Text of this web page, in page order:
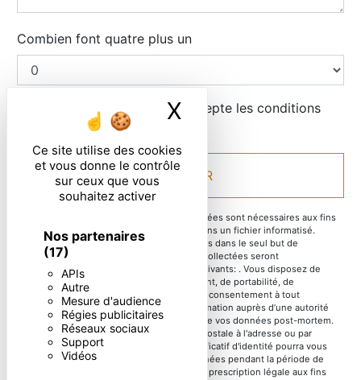
Ce site utilise des cookies
et vous donne le contrôle
sur ceux que vous
souhaitez activer
Nos partenaires
(17)
APIs
Autre
Mesure d'audience
Régies publicitaires
Réseaux sociaux
Support
Vidéos
X Masquer le
Combien font quatre plus un
En cochant cette case, j'accepte les conditions
particulières ci-dessous **
ENVOYER
** Les données personnelles communiquées sont nécessaires aux fins
de vous contacter et sont enregistrées dans un fichier informatisé.
Elles sont destinées à et ses sous-traitants dans le seul but de
répondre à votre message. Les données collectées seront
communiquées aux seuls destinataires suivants: . Vous disposez de
droits d’accès, de rectification, d’effacement, de portabilité, de
limitation, d’opposition, de retrait de votre consentement à tout
moment et du droit d’introduire une réclamation auprès d’une autorité
de contrôle, ainsi que d’organiser le sort de vos données post-mortem.
Vous pouvez exercer ces droits par voie postale à l'adresse ou par
courrier électronique à l'adresse . Un justificatif d'identité pourra vous
être demandé. Nous conservons vos données pendant la période de
prise de contact puis pendant la durée de prescription légale aux fins